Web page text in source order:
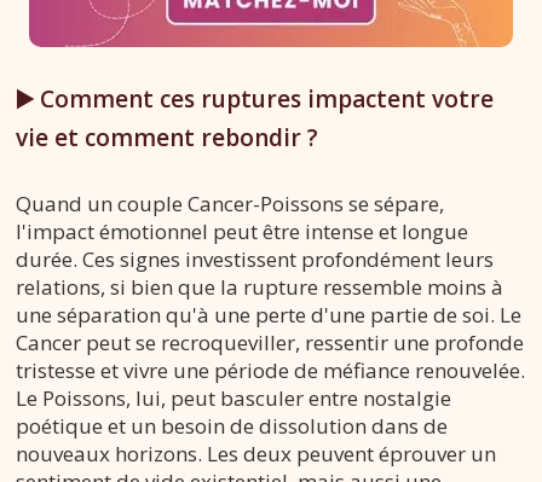
▶️ Comment ces ruptures impactent votre
vie et comment rebondir ?
Quand un couple Cancer-Poissons se sépare,
l'impact émotionnel peut être intense et longue
durée. Ces signes investissent profondément leurs
relations, si bien que la rupture ressemble moins à
une séparation qu'à une perte d'une partie de soi. Le
Cancer peut se recroqueviller, ressentir une profonde
tristesse et vivre une période de méfiance renouvelée.
Le Poissons, lui, peut basculer entre nostalgie
poétique et un besoin de dissolution dans de
nouveaux horizons. Les deux peuvent éprouver un